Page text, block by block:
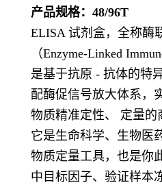
产品规格：48/96T
ELISA 试剂盒，全称酶
（Enzyme-Linked
是基于抗原 - 抗体的特
配酶促信号放大体系，
物质精准定性、 定量的
它是生命科学、生物医
物质定量工具，也是你
中目标因子、验证样本